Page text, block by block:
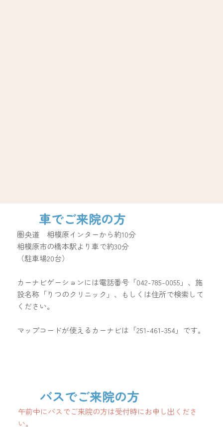
車でご来院の方
圏央道 相模原インターから約10分
相模原市の橋本駅より車で約30分
（駐車場20台）
カーナビゲーションには電話番号「042-785-0055」、施
設名称「りつのクリニック」、もしくは住所で検索して
ください。
マップコードが使えるカーナビは「251-461-354」です。
バスでご来院の方
午前中にバスでご来院の方は受付時にお申し出くださ
い。